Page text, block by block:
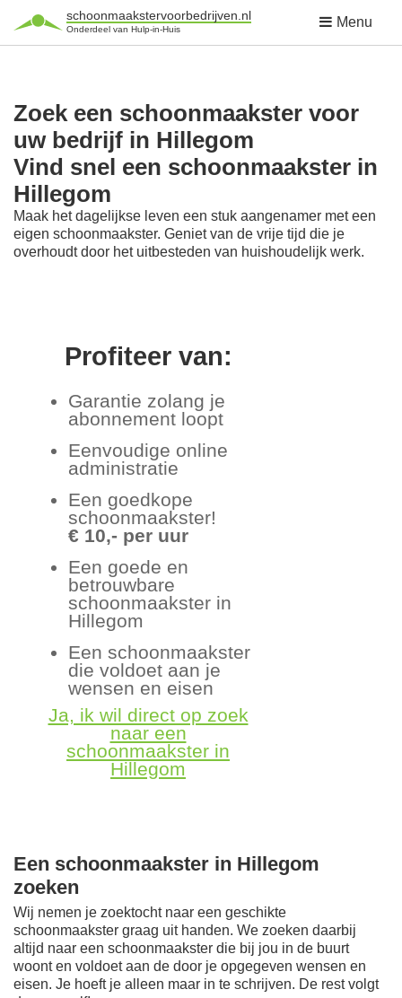
schoonmaakstervoorbedrijven.nl
Onderdeel van Hulp-in-Huis Menu
Zoek een schoonmaakster voor
uw bedrijf in Hillegom
Vind snel een schoonmaakster in
Hillegom
Maak het dagelijkse leven een stuk aangenamer met een
eigen schoonmaakster. Geniet van de vrije tijd die je
overhoudt door het uitbesteden van huishoudelijk werk.
Profiteer van:
Garantie zolang je
abonnement loopt
Eenvoudige online
administratie
Een goedkope
schoonmaakster!
€ 10,- per uur
Een goede en
betrouwbare
schoonmaakster in
Hillegom
Een schoonmaakster
die voldoet aan je
wensen en eisen
Ja, ik wil direct op zoek
naar een
schoonmaakster in
Hillegom
Een schoonmaakster in Hillegom
zoeken
Wij nemen je zoektocht naar een geschikte
schoonmaakster graag uit handen. We zoeken daarbij
altijd naar een schoonmaakster die bij jou in de buurt
woont en voldoet aan de door je opgegeven wensen en
eisen. Je hoeft je alleen maar in te schrijven. De rest volgt